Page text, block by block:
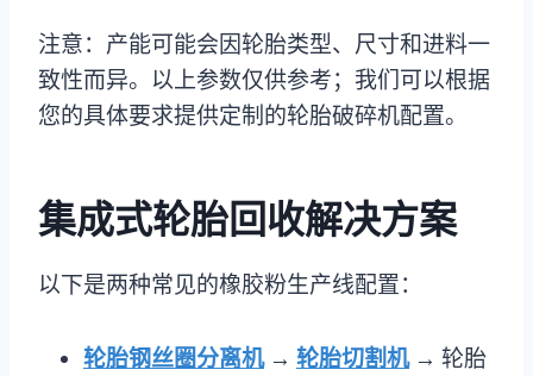
注意：产能可能会因轮胎类型、尺寸和进料一
致性而异。以上参数仅供参考；我们可以根据
您的具体要求提供定制的轮胎破碎机配置。
集成式轮胎回收解决方案
以下是两种常见的橡胶粉生产线配置：
轮胎钢丝圈分离机→ 轮胎切割机→ 轮胎